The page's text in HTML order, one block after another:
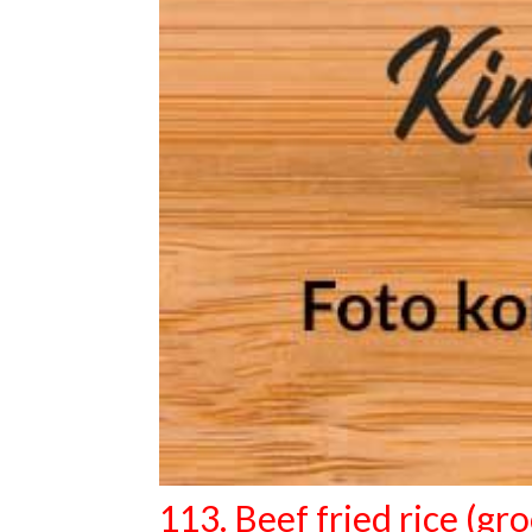
113. Beef fried rice